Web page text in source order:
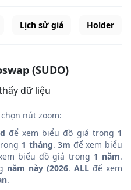
Lịch sử giá Holder
(SUDO)
dữ liệu
nút zoom:
để xem biểu đồ giá trong 1
1 tháng.3m để xem biểu
biểu đồ giá trong 1 năm.
năm này (2026. ALLđể xem
.